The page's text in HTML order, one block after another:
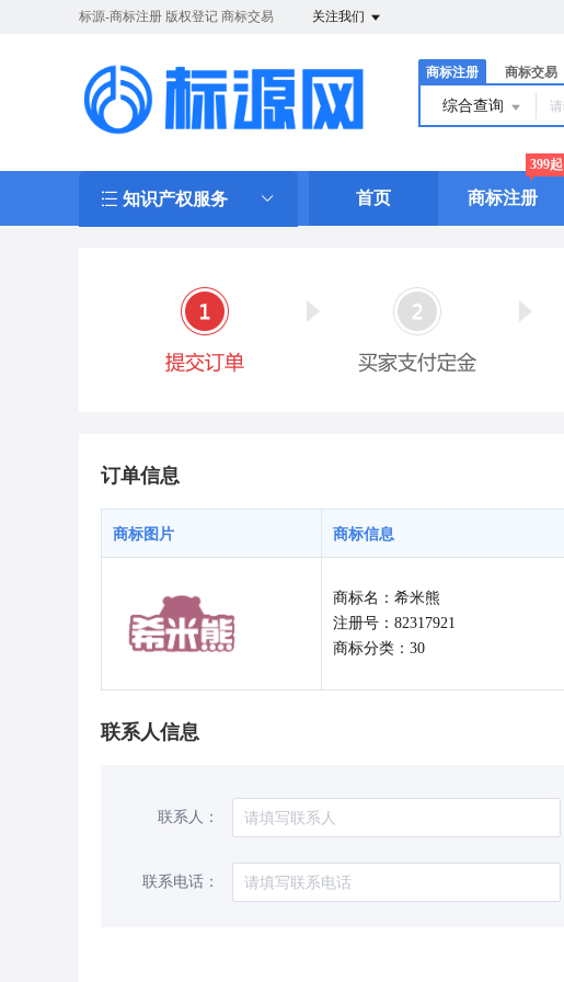
标源-商标注册 版权登记 商标交易 关注我们
商标注册 商标交易
综合查询
知识产权服务 首页 商标注册
399起
订单信息
商标图片 商标信息
商标名：希米熊
注册号：82317921
商标分类：30
联系人信息
联系人：
联系电话：